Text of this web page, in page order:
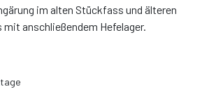
im alten Stückfass und älteren
anschließendem Hefelager.